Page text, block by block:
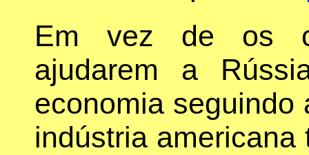
Em vez de os
ajudarem a
economia seguindo
indústria